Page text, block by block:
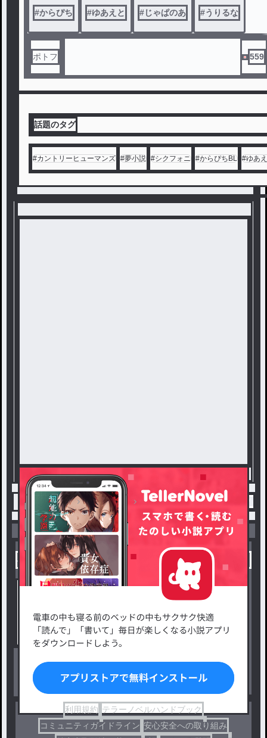
#からぴち #ゆあえと #じゃぱのあ #うりるな
ポトフ 559
話題のタグ
#カントリーヒューマンズ #夢小説 #シクフォニ #からぴちBL #ゆあ
トップ ゆあえと あの日の"嘘"が本当に＿。 / の
小説を探す
新着小説一覧
小説コンテスト応募・公募
出版・メディアミックス作品
ジャンルから探す
恋愛・ロマンス
ファンタジー・異世界・SF
ホラー・ミステリー
コメディ
利用規約 テラーノベルハンドブック
コミュニティガイドライン 安心安全への取り組み